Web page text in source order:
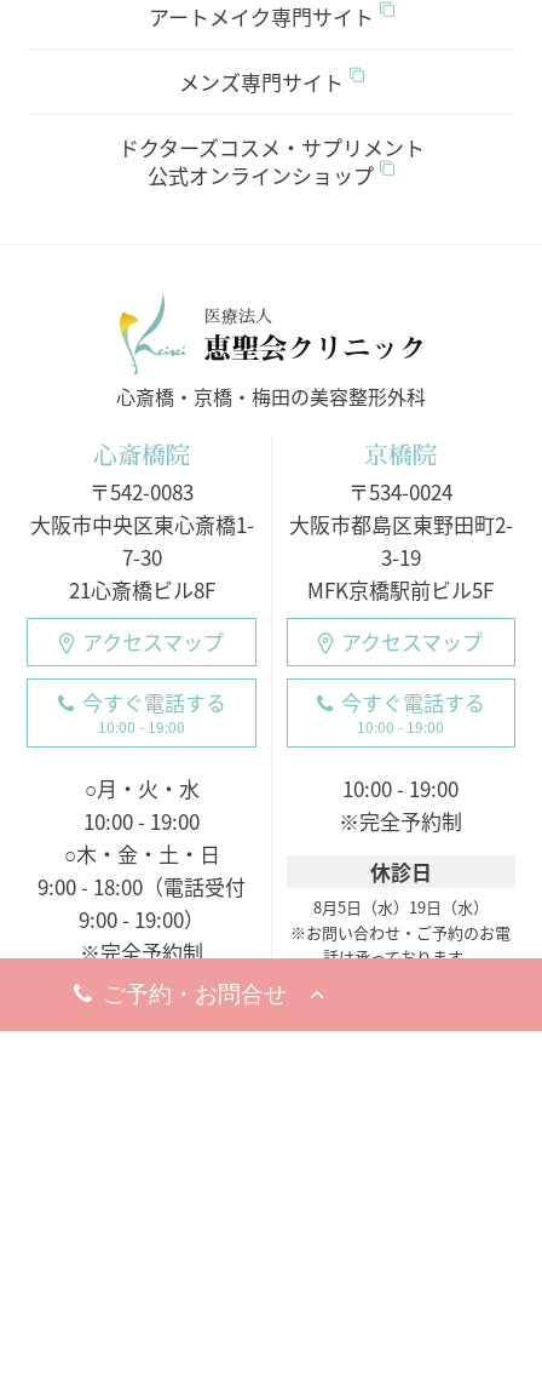
アートメイク専門サイト
メンズ専門サイト
ドクターズコスメ・サプリメント
公式オンラインショップ
医療法人
心斎橋・京橋・梅田の美容整形外科
心斎橋院
〒542-0083
大阪市中央区東心斎橋1-
7-30
21心斎橋ビル8F
アクセスマップ
今すぐ電話する
10:00 - 19:00
○月・火・水
10:00 - 19:00
○木・金・土・日
9:00 - 18:00（電話受付
9:00 - 19:00）
※完全予約制
休診日
8月18日（火）
京橋院
〒534-0024
大阪市都島区東野田町2-
3-19
MFK京橋駅前ビル5F
アクセスマップ
今すぐ電話する
10:00 - 19:00
10:00 - 19:00
※完全予約制
休診日
8月5日（水） 19日（水）
※お問い合わせ・ご予約のお電
話は承っております。